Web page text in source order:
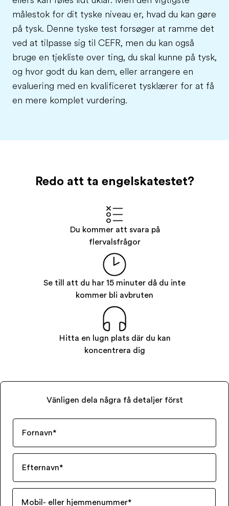
målestok for dit tyske niveau er, hvad du kan gøre
på tysk. Denne tyske test forsøger at ramme det
ved at tilpasse sig til CEFR, men du kan også
bruge en tjekliste over ting, du skal kunne på tysk,
og hvor godt du kan dem, eller arrangere en
evaluering med en kvalificeret tysklærer for at få
en mere komplet vurdering.
Redo att ta engelskatestet?
Du kommer att svara på
flervalsfrågor
Se till att du har 15 minuter då du inte
kommer bli avbruten
Hitta en lugn plats där du kan
koncentrera dig
Vänligen dela några få detaljer först
Fornavn*
Efternavn*
Mobil- eller hjemmenummer*